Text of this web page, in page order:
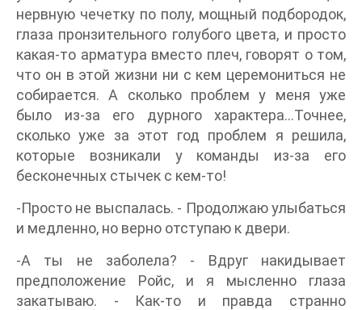
нервную чечетку по полу, мощный подбородок,
глаза пронзительного голубого цвета, и просто
какая-то арматура вместо плеч, говорят о том,
что он в этой жизни ни с кем церемониться не
собирается. А сколько проблем у меня уже
было из-за его дурного характера...Точнее,
сколько уже за этот год проблем я решила,
которые возникали у команды из-за его
бесконечных стычек с кем-то!
-Просто не выспалась. - Продолжаю улыбаться
и медленно, но верно отступаю к двери.
-А ты не заболела? - Вдруг накидывает
предположение Ройс, и я мысленно глаза
закатываю. - Как-то и правда странно